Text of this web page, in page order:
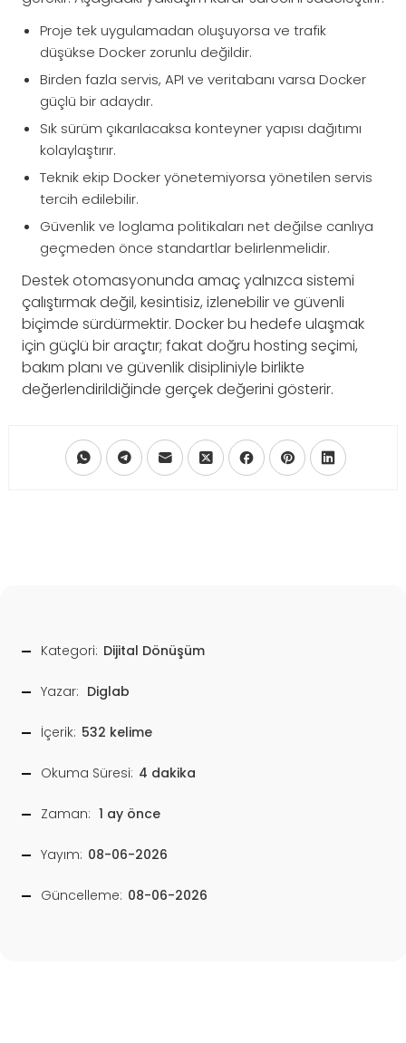
Proje tek uygulamadan oluşuyorsa ve trafik
düşükse Docker zorunlu değildir.
Birden fazla servis, API ve veritabanı varsa Docker
güçlü bir adaydır.
Sık sürüm çıkarılacaksa konteyner yapısı dağıtımı
kolaylaştırır.
Teknik ekip Docker yönetemiyorsa yönetilen servis
tercih edilebilir.
Güvenlik ve loglama politikaları net değilse canlıya
geçmeden önce standartlar belirlenmelidir.
Destek otomasyonunda amaç yalnızca sistemi
çalıştırmak değil, kesintisiz, izlenebilir ve güvenli
biçimde sürdürmektir. Docker bu hedefe ulaşmak
için güçlü bir araçtır; fakat doğru hosting seçimi,
bakım planı ve güvenlik disipliniyle birlikte
değerlendirildiğinde gerçek değerini gösterir.
Kategori: Dijital Dönüşüm
Yazar: Diglab
İçerik: 532 kelime
Okuma Süresi: 4 dakika
Zaman: 1 ay önce
Yayım: 08-06-2026
Güncelleme: 08-06-2026